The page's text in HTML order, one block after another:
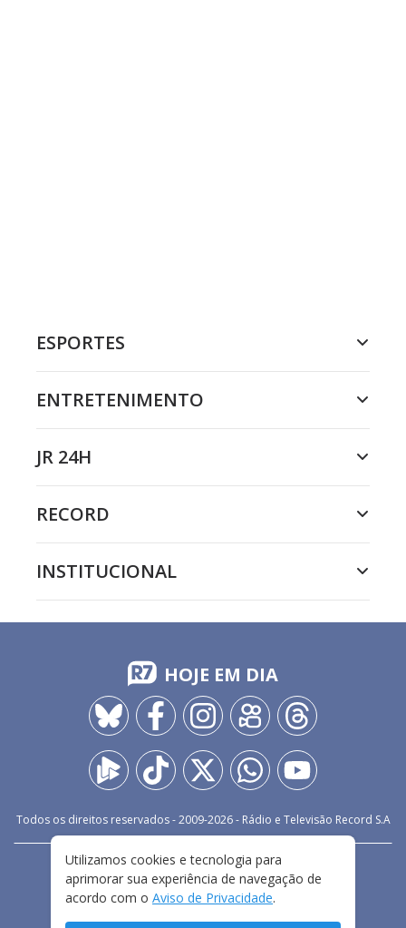
ESPORTES
ENTRETENIMENTO
JR 24H
RECORD
INSTITUCIONAL
HOJE EM DIA
Todos os direitos reservados - 2009-2026- Rádio e Televisão Record S.A
FALE CONOSCO
PRIVACIDADE
TERMOS E CONDIÇÕES DE USO
Utilizamos cookies e tecnologia para
aprimorar sua experiência de navegação de
acordo com o Aviso de Privacidade.